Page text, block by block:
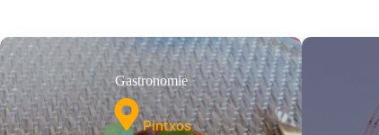
Gastronomie
Pintxos